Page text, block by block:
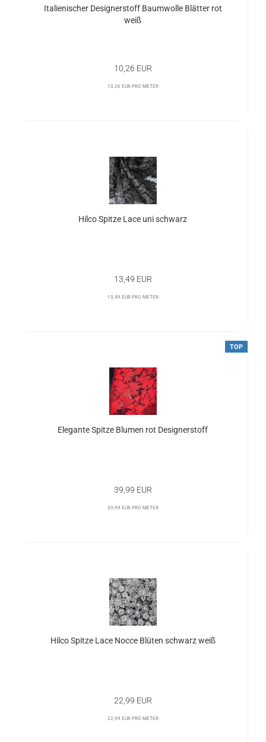
Italienischer Designerstoff Baumwolle Blätter rot
weiß
10,26 EUR
10,26 EUR pro Meter
Hilco Spitze Lace uni schwarz
13,49 EUR
13,49 EUR pro Meter
TOP
Elegante Spitze Blumen rot Designerstoff
39,99 EUR
39,99 EUR pro Meter
Hilco Spitze Lace Nocce Blüten schwarz weiß
22,99 EUR
22,99 EUR pro Meter